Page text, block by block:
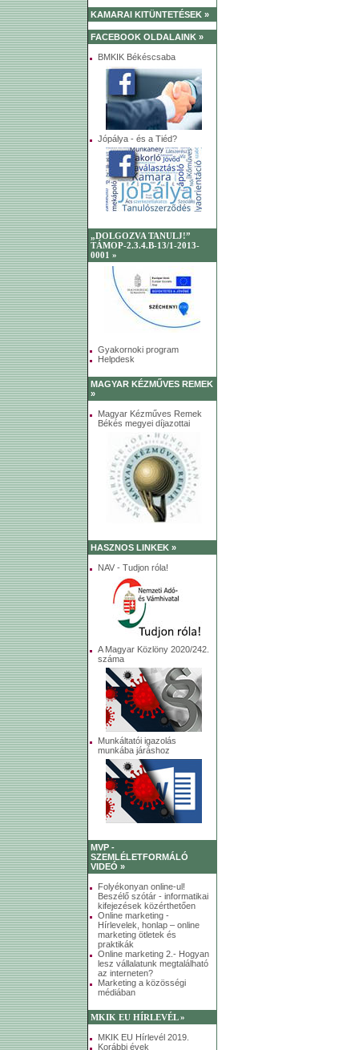
KAMARAI KITÜNTETÉSEK »
FACEBOOK OLDALAINK »
BMKIK Békéscsaba
Jópálya - és a Tiéd?
„DOLGOZVA TANULJ!”
TÁMOP-2.3.4.B-13/1-2013-
0001 »
Gyakornoki program
Helpdesk
MAGYAR KÉZMŰVES REMEK
»
Magyar Kézműves Remek
Békés megyei díjazottai
HASZNOS LINKEK »
NAV - Tudjon róla!
A Magyar Közlöny 2020/242.
száma
Munkáltatói igazolás
munkába járáshoz
MVP -
SZEMLÉLETFORMÁLÓ
VIDEÓ »
Folyékonyan online-ul!
Beszélő szótár - informatikai
kifejezések közérthetően
Online marketing -
Hírlevelek, honlap – online
marketing ötletek és
praktikák
Online marketing 2.- Hogyan
lesz vállalatunk megtalálható
az interneten?
Marketing a közösségi
médiában
MKIK EU HÍRLEVÉL »
MKIK EU Hírlevél 2019.
Korábbi évek